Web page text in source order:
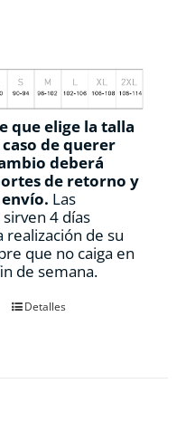
que elige la talla
de querer
deberá
de retorno y
Las
4 días
realización de su
que no caiga en
de semana.
EsteDetalles